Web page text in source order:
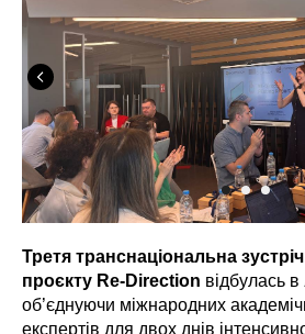
Третя транснаціональна
проєкту Re-Direction відбулась в
об’єднуючи міжнародних
експертів для двох днів